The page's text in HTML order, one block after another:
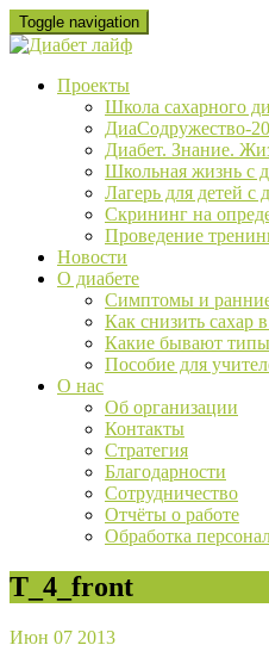
Skip
to
content
Toggle navigation
Проекты
Школа сахарного
ДиаСодружество-
Диабет. Знание.
Школьная жизнь с
Лагерь для детей с
Скрининг на
Проведение
Новости
О диабете
Cимптомы и
Как снизить сахар
Какие бывают типы
Пособие для
О нас
Об организации
Контакты
Стратегия
Благодарности
Сотрудничество
Отчёты о работе
Обработка
T_4_front
Июн 07 2013